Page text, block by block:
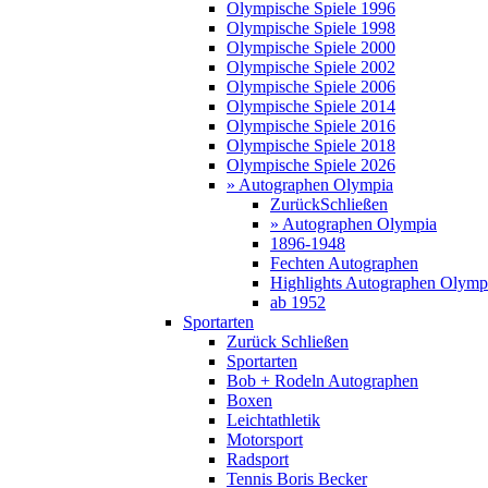
Olympische Spiele 1996
Olympische Spiele 1998
Olympische Spiele 2000
Olympische Spiele 2002
Olympische Spiele 2006
Olympische Spiele 2014
Olympische Spiele 2016
Olympische Spiele 2018
Olympische Spiele 2026
» Autographen Olympia
ZurückSchließen
» Autographen Olympia
1896-1948
Fechten Autographen
Highlights Autographen
ab 1952
Sportarten
Zurück Schließen
Sportarten
Bob + Rodeln Autographen
Boxen
Leichtathletik
Motorsport
Radsport
Tennis Boris Becker